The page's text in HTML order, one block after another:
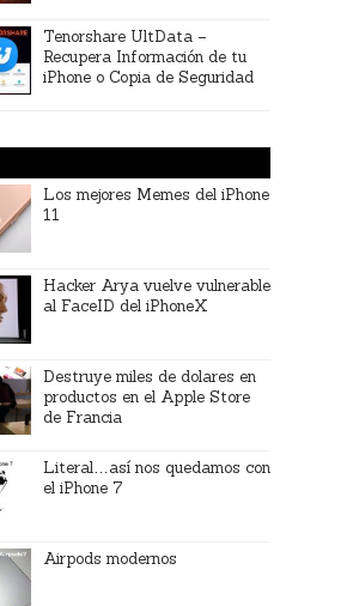
Tenorshare UltData –
Recupera Información de tu
iPhone o Copia de Seguridad
Los mejores Memes del iPhone
11
Hacker Arya vuelve vulnerable
al FaceID del iPhoneX
Destruye miles de dolares en
productos en el Apple Store
de Francia
Literal…así nos quedamos con
el iPhone 7
Airpods modernos